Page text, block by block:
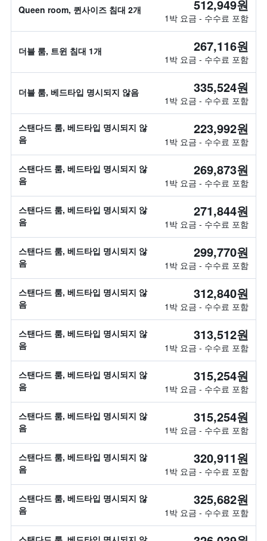
Queen room, 퀸사이즈 침대 2개 512,949원
1박 요금 - 수수료 포함
더블 룸, 트윈 침대 1개 267,116원
1박 요금 - 수수료 포함
더블 룸, 베드타입 명시되지 않음 335,524원
1박 요금 - 수수료 포함
스탠다드 룸, 베드타입 명시되지 않
음
223,992원
1박 요금 - 수수료 포함
스탠다드 룸, 베드타입 명시되지 않
음
269,873원
1박 요금 - 수수료 포함
스탠다드 룸, 베드타입 명시되지 않
음
271,844원
1박 요금 - 수수료 포함
스탠다드 룸, 베드타입 명시되지 않
음
299,770원
1박 요금 - 수수료 포함
스탠다드 룸, 베드타입 명시되지 않
음
312,840원
1박 요금 - 수수료 포함
스탠다드 룸, 베드타입 명시되지 않
음
313,512원
1박 요금 - 수수료 포함
스탠다드 룸, 베드타입 명시되지 않
음
315,254원
1박 요금 - 수수료 포함
스탠다드 룸, 베드타입 명시되지 않
음
315,254원
1박 요금 - 수수료 포함
스탠다드 룸, 베드타입 명시되지 않
음
320,911원
1박 요금 - 수수료 포함
스탠다드 룸, 베드타입 명시되지 않
음
325,682원
1박 요금 - 수수료 포함